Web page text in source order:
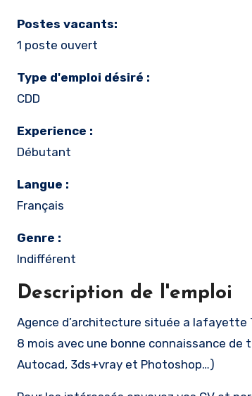
Postes vacants:
1 poste ouvert
Type d'emploi désiré :
CDD
Experience :
Débutant
Langue :
Français
Genre :
Indifférent
Description de l'emploi
Agence d’architecture située a lafayette Tunisie, cherche un architecte stagiaire pour passer un stage professionnel de
8 mois avec une bonne connaissance
Autocad, 3ds+vray et Photoshop…)